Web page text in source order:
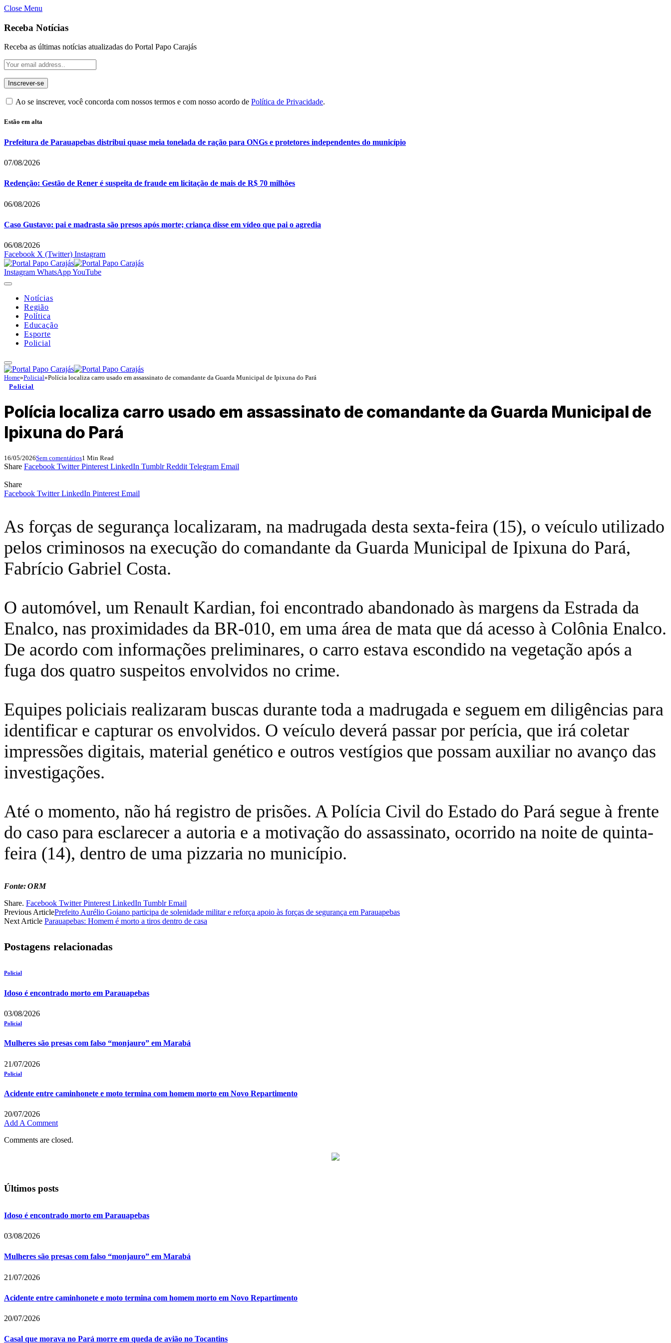
Close Menu
Receba Notícias
Receba as últimas notícias atualizadas do Portal Papo Carajás
Ao se inscrever, você concorda com nossos termos e com nosso acordo de Política de Privacidade.
Estão em alta
Prefeitura de Parauapebas distribui quase meia tonelada de ração para ONGs e protetores independentes do município
07/08/2026
Redenção: Gestão de Rener é suspeita de fraude em licitação de mais de R$ 70 milhões
06/08/2026
Caso Gustavo: pai e madrasta são presos após morte; criança disse em vídeo que pai o agredia
06/08/2026
Facebook X (Twitter) Instagram
Instagram WhatsAppYouTube
Notícias
Região
Política
Educação
Esporte
Policial
Home»Policial»Polícia localiza carro usado em assassinato de comandante da Guarda Municipal de Ipixuna do Pará
Policial
Polícia localiza carro usado em assassinato de comandante da Guarda Municipal de
Ipixuna do Pará
16/05/2026Sem comentários1 Min Read
Share Facebook Twitter Pinterest LinkedIn Tumblr Reddit Telegram Email
Share
Facebook Twitter LinkedIn Pinterest Email
As forças de segurança localizaram, na madrugada desta sexta-feira (15), o veículo utilizado
pelos criminosos na execução do comandante da Guarda Municipal de Ipixuna do Pará,
Fabrício Gabriel Costa.
O automóvel, um Renault Kardian, foi encontrado abandonado às margens da Estrada da
Enalco, nas proximidades da BR-010, em uma área de mata que dá acesso à Colônia Enalco.
De acordo com informações preliminares, o carro estava escondido na vegetação após a
fuga dos quatro suspeitos envolvidos no crime.
Equipes policiais realizaram buscas durante toda a madrugada e seguem em diligências para
identificar e capturar os envolvidos. O veículo deverá passar por perícia, que irá coletar
impressões digitais, material genético e outros vestígios que possam auxiliar no avanço das
investigações.
Até o momento, não há registro de prisões. A Polícia Civil do Estado do Pará segue à frente
do caso para esclarecer a autoria e a motivação do assassinato, ocorrido na noite de quinta-
feira (14), dentro de uma pizzaria no município.
Fonte: ORM
Share. Facebook Twitter Pinterest LinkedIn Tumblr Email
Previous ArticlePrefeito Aurélio Goiano participa de solenidade militar e reforça apoio às forças de segurança em Parauapebas
Next Article Parauapebas: Homem é morto a tiros dentro de casa
Postagens relacionadas
Policial
Idoso é encontrado morto em Parauapebas
03/08/2026
Policial
Mulheres são presas com falso “monjauro” em Marabá
21/07/2026
Policial
Acidente entre caminhonete e moto termina com homem morto em Novo Repartimento
20/07/2026
Add A Comment
Comments are closed.
Últimos posts
Idoso é encontrado morto em Parauapebas
03/08/2026
Mulheres são presas com falso “monjauro” em Marabá
21/07/2026
Acidente entre caminhonete e moto termina com homem morto em Novo Repartimento
20/07/2026
Casal que morava no Pará morre em queda de avião no Tocantins